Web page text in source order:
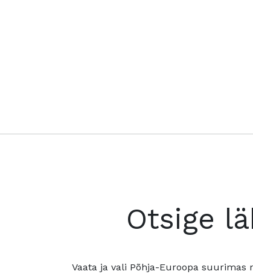
Otsige
Vaata ja vali Põhja-Euroopa